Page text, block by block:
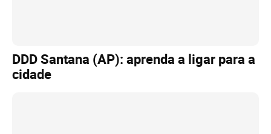
DDD Santana (AP): aprenda a ligar para a
cidade